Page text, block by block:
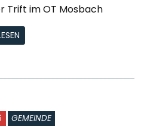
Trift im OT Mosbach
GEMEINDE